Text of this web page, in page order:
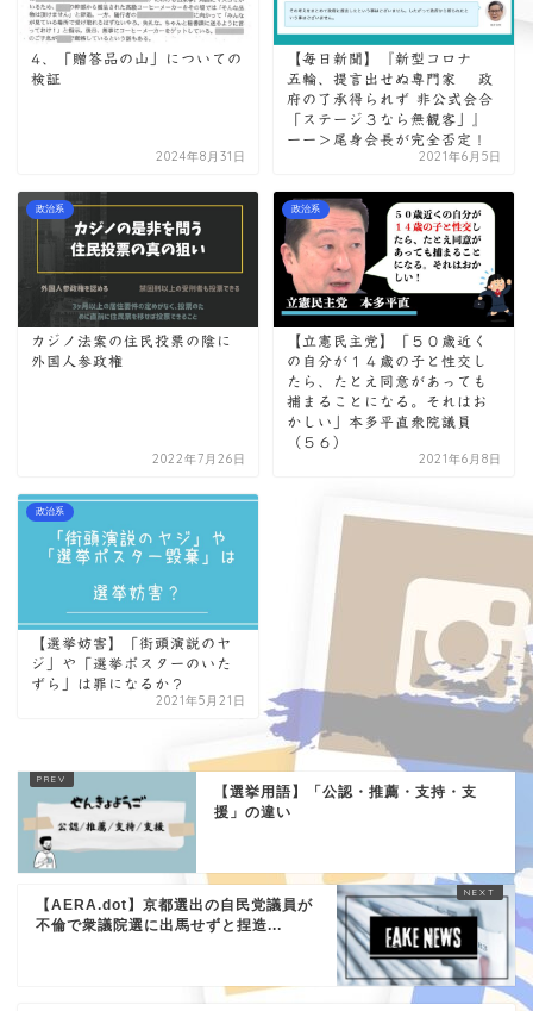
4、「贈答品の山」についての
検証
2024年8月31日
【毎日新聞】『新型コロナ
五輪、提言出せぬ専門家 政
府の了承得られず 非公式会合
「ステージ３なら無観客」』
ーー＞尾身会長が完全否定！
2021年6月5日
政治系
カジノ法案の住民投票の陰に
外国人参政権
2022年7月26日
政治系
【立憲民主党】「５０歳近く
の自分が１４歳の子と性交し
たら、たとえ同意があっても
捕まることになる。それはお
かしい」本多平直衆院議員
（５６）
2021年6月8日
政治系
【選挙妨害】「街頭演説のヤ
ジ」や「選挙ポスターのいた
ずら」は罪になるか？
2021年5月21日
【選挙用語】「公認・推薦・支持・支
援」の違い
【AERA.dot】京都選出の自民党議員が
不倫で衆議院選に出馬せずと捏造...